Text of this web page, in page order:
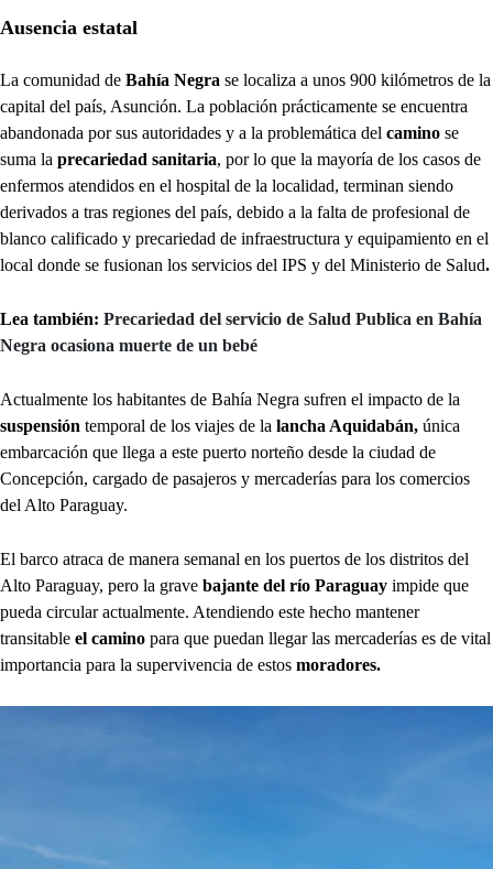
Ausencia estatal
La comunidad de Bahía Negra se localiza a unos 900 kilómetros de la
capital del país, Asunción. La población prácticamente se encuentra
abandonada por sus autoridades y a la problemática del camino se
suma la precariedad sanitaria, por lo que la mayoría de los casos de
enfermos atendidos en el hospital de la localidad, terminan siendo
derivados a tras regiones del país, debido a la falta de profesional de
blanco calificado y precariedad de infraestructura y equipamiento en el
local donde se fusionan los servicios del IPS y del Ministerio de Salud.
Lea también: Precariedad del servicio de Salud Publica en Bahía
Negra ocasiona muerte de un bebé
Actualmente los habitantes de Bahía Negra sufren el impacto de la
suspensión temporal de los viajes de la lancha Aquidabán, única
embarcación que llega a este puerto norteño desde la ciudad de
Concepción, cargado de pasajeros y mercaderías para los comercios
del Alto Paraguay.
El barco atraca de manera semanal en los puertos de los distritos del
Alto Paraguay, pero la grave bajante del río Paraguay impide que
pueda circular actualmente. Atendiendo este hecho mantener
transitable el camino para que puedan llegar las mercaderías es de vital
importancia para la supervivencia de estos moradores.